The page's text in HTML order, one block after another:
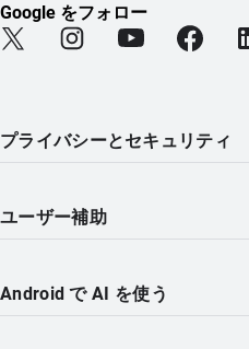
Google をフォロー
Find Android on Twitter (新しい
Find Android onFind Android on
Find
プライバシーとセキュリティ
ユーザー補助
Android で AI を使う